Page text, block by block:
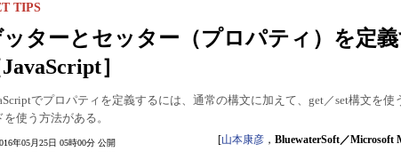
ターとセッター（プロパティ）を定
JavaScript］
TIPS
でプロパティを定義するには、通常の構文に加えて、get／set構文を使
を使う方法がある。
年05月25日 05時00分 公開 [山本康彦 ， BluewaterSoft／Microsoft